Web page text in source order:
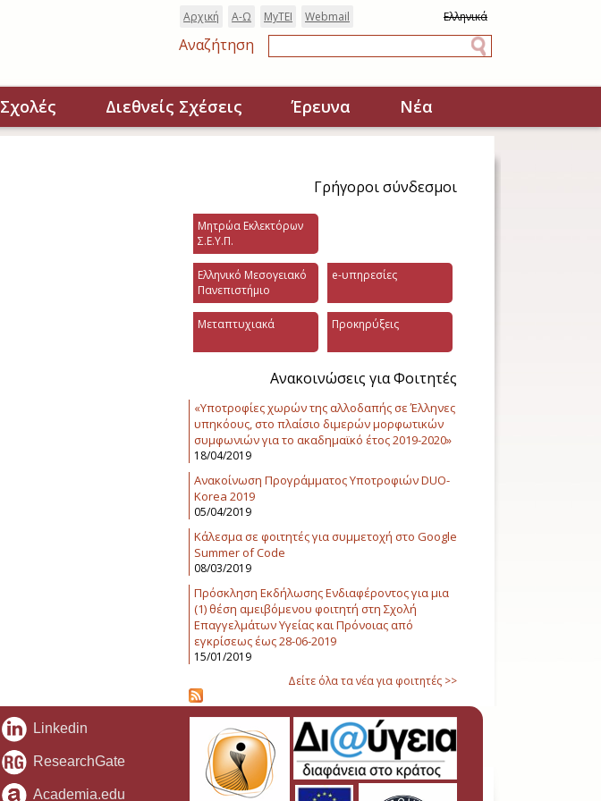
Ελληνικά
Webmail
MyTEI
Α-Ω
Αρχική
Αναζήτηση
Σχολές Διεθνείς Σχέσεις Έρευνα Νέα
Γρήγοροι σύνδεσμοι
Μητρώα Εκλεκτόρων
Σ.Ε.Υ.Π.
Ελληνικό Μεσογειακό
Πανεπιστήμιο
e-υπηρεσίες
Μεταπτυχιακά Προκηρύξεις
Ανακοινώσεις για Φοιτητές
«Υποτροφίες χωρών της αλλοδαπής σε Έλληνες
υπηκόους, στο πλαίσιο διμερών μορφωτικών
συμφωνιών για το ακαδημαϊκό έτος 2019-2020»
18/04/2019
Ανακοίνωση Προγράμματος Υποτροφιών DUO-
Korea 2019
05/04/2019
Κάλεσμα σε φοιτητές για συμμετοχή στο Google
Summer of Code
08/03/2019
Πρόσκληση Εκδήλωσης Ενδιαφέροντος για μια
(1) θέση αμειβόμενου φοιτητή στη Σχολή
Επαγγελμάτων Υγείας και Πρόνοιας από
εγκρίσεως έως 28-06-2019
15/01/2019
Δείτε όλα τα νέα για φοιτητές >>
Linkedin
ResearchGate
Academia.edu